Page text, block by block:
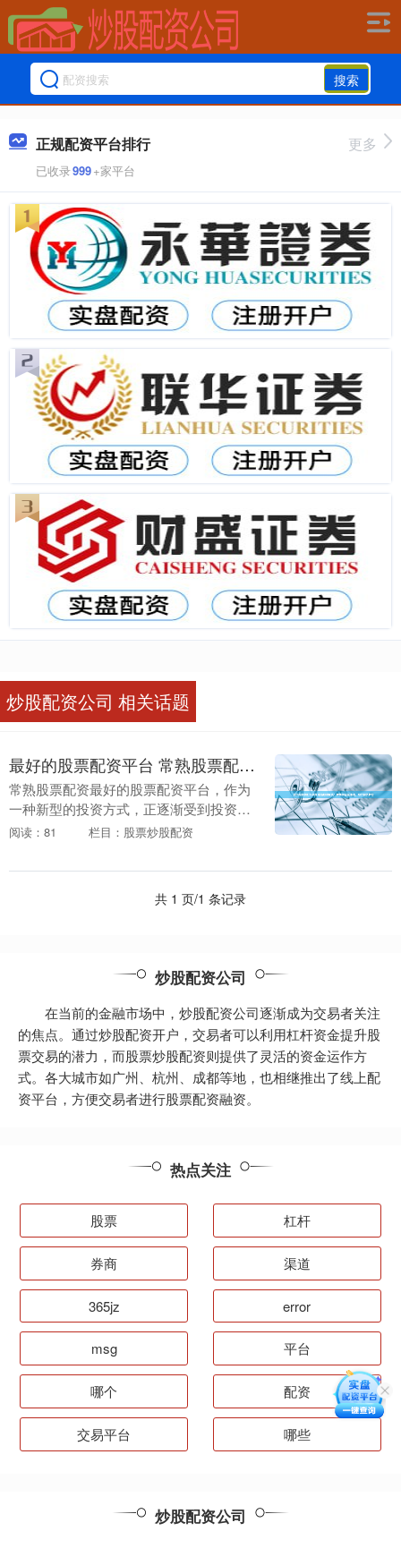
搜索
正规配资平台排行
已收录999+家平台
更多
炒股配资公司 相关话题
最好的股票配资平台 常熟股票配资：解锁财富新通道，助力投资梦想
常熟股票配资最好的股票配资平台，作为
一种新型的投资方式，正逐渐受到投资者
的青睐。它通过杠杆放大资金，为投资者
想。 配资炒股的....
阅读：81 栏目：股票炒股配资
共 1 页/1 条记录
炒股配资公司
在当前的金融市场中，炒股配资公司逐渐成为交易者关注
的焦点。通过炒股配资开户，交易者可以利用杠杆资金提升股
票交易的潜力，而股票炒股配资则提供了灵活的资金运作方
式。各大城市如广州、杭州、成都等地，也相继推出了线上配
资平台，方便交易者进行股票配资融资。
热点关注
股票 杠杆
券商 渠道
365jz error
msg 平台
哪个 配资
交易平台 哪些
炒股配资公司